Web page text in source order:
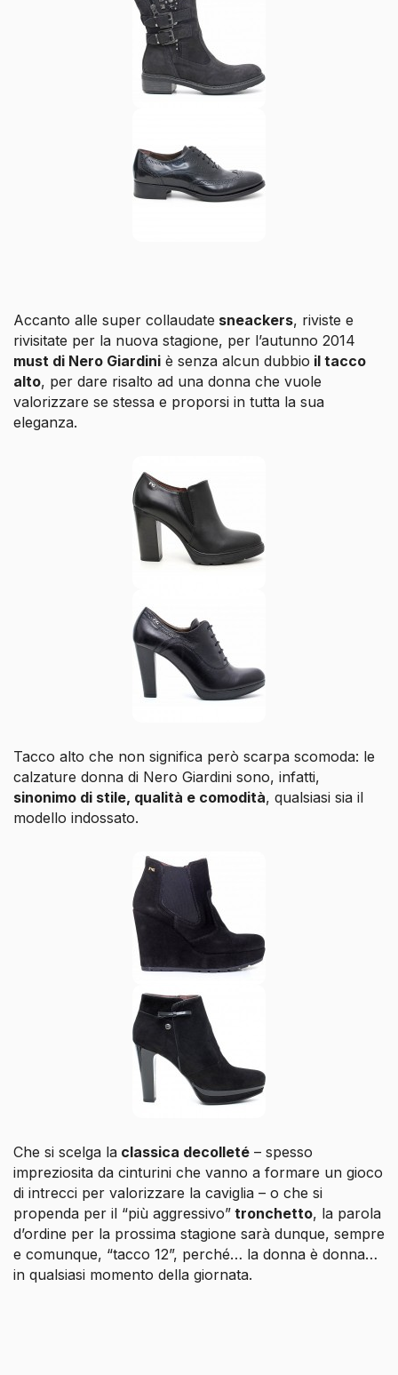
Accanto alle super collaudate sneackers, riviste e
rivisitate per la nuova stagione, per l’autunno 2014
must di Nero Giardini è senza alcun dubbio il tacco
alto, per dare risalto ad una donna che vuole
valorizzare se stessa e proporsi in tutta la sua
eleganza.
Tacco alto che non significa però scarpa scomoda: le
calzature donna di Nero Giardini sono, infatti,
sinonimo di stile, qualità e comodità, qualsiasi sia il
modello indossato.
Che si scelga la classica decolleté – spesso
impreziosita da cinturini che vanno a formare un gioco
di intrecci per valorizzare la caviglia – o che si
propenda per il “più aggressivo” tronchetto, la parola
d’ordine per la prossima stagione sarà dunque, sempre
e comunque, “tacco 12”, perché… la donna è donna…
in qualsiasi momento della giornata.